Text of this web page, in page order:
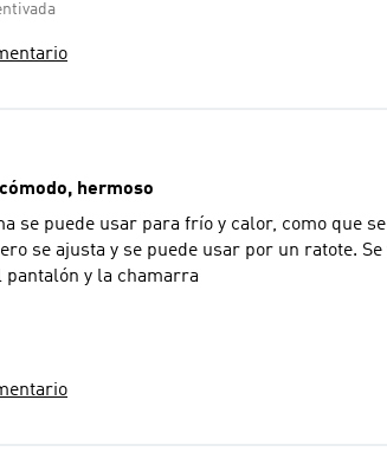
hermoso
se puede usar para frío y calor, como que
se ajusta y se puede usar por un ratote.
pantalón y la chamarra